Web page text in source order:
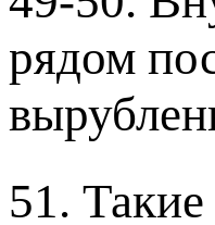
рядом
51.